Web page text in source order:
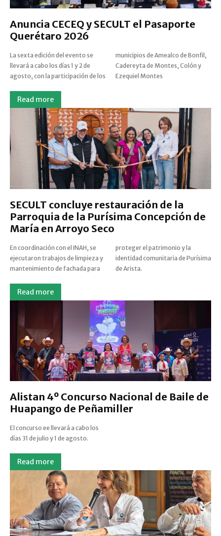
Anuncia CECEQ y SECULT el Pasaporte
Querétaro 2026
La sexta edición del evento se
llevará a cabo los días 1 y 2 de
agosto, con la participación de los
municipios de Amealco de Bonfil,
Cadereyta de Montes, Colón y
Ezequiel Montes
Read more
SECULT concluye restauración de la
Parroquia de la Purísima Concepción de
María en Arroyo Seco
En coordinación con el INAH, se
ejecutaron trabajos de limpieza y
mantenimiento de fachada para
proteger el patrimonio y la
identidad comunitaria de Purísima
de Arista.
Read more
Alistan 4º Concurso Nacional de Baile de
Huapango de Peñamiller
El concurso ee llevará a cabo los
días 31 de julio y 1 de agosto.
Read more